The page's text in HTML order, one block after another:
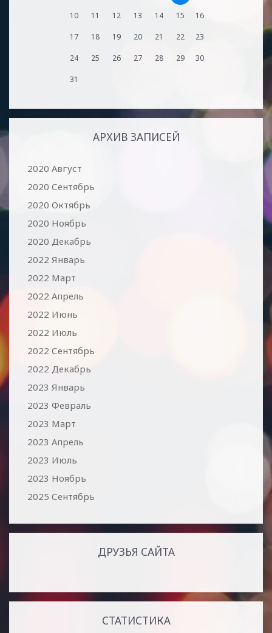
10 11 12 13 14 15 16
17 18 19 20 21 22 23
24 25 26 27 28 29 30
31
АРХИВ ЗАПИСЕЙ
2020 Август
2020 Сентябрь
2020 Октябрь
2020 Ноябрь
2020 Декабрь
2022 Январь
2022 Март
2022 Апрель
2022 Июнь
2022 Июль
2022 Сентябрь
2022 Декабрь
2023 Январь
2023 Февраль
2023 Март
2023 Апрель
2023 Июль
2023 Ноябрь
2025 Сентябрь
ДРУЗЬЯ САЙТА
СТАТИСТИКА